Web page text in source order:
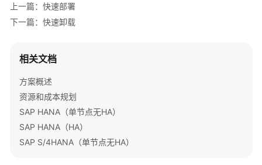
隆
实
无
服
务
器
图
片
生
上一篇：快速部署
下一篇：快速卸载
相关文档
方案概述
资源和成本规划
SAP HANA（单节点无HA）
SAP HANA（HA）
SAP S/4HANA（单节点无HA）